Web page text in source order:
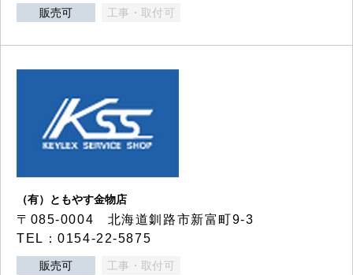
販売可 工事・取付可
（有）ともやす金物店
〒085-0004 北海道釧路市新富町9-3
TEL：0154-22-5875
販売可 工事・取付可